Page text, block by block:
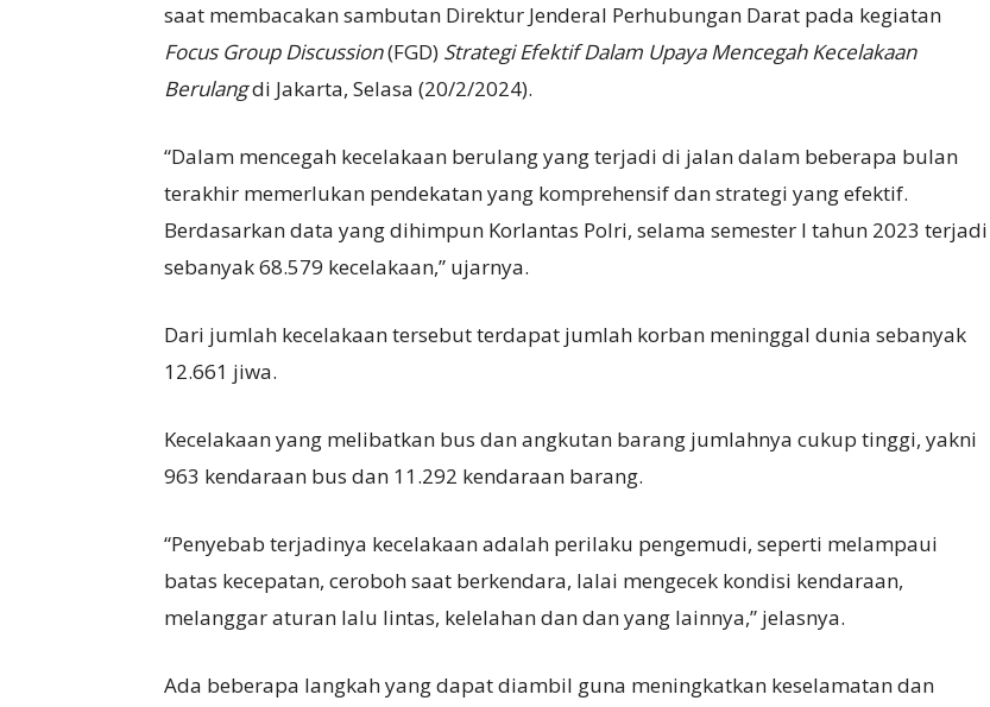
saat membacakan sambutan Direktur Jenderal Perhubungan Darat pada kegiatan
Focus Group Discussion(FGD) Strategi Efektif Dalam Upaya Mencegah Kecelakaan
Berulangdi Jakarta, Selasa (20/2/2024).
“Dalam mencegah kecelakaan berulang yang terjadi di jalan dalam beberapa bulan
terakhir memerlukan pendekatan yang komprehensif dan strategi yang efektif.
Berdasarkan data yang dihimpun Korlantas Polri, selama semester I tahun 2023 terjadi
sebanyak 68.579 kecelakaan,” ujarnya.
Dari jumlah kecelakaan tersebut terdapat jumlah korban meninggal dunia sebanyak
12.661 jiwa.
Kecelakaan yang melibatkan bus dan angkutan barang jumlahnya cukup tinggi, yakni
963 kendaraan bus dan 11.292 kendaraan barang.
“Penyebab terjadinya kecelakaan adalah perilaku pengemudi, seperti melampaui
batas kecepatan, ceroboh saat berkendara, lalai mengecek kondisi kendaraan,
melanggar aturan lalu lintas, kelelahan dan dan yang lainnya,” jelasnya.
Ada beberapa langkah yang dapat diambil guna meningkatkan keselamatan dan